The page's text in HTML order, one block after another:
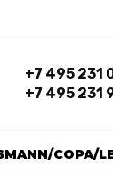
+7 495 231
+7 495 231
COPA/